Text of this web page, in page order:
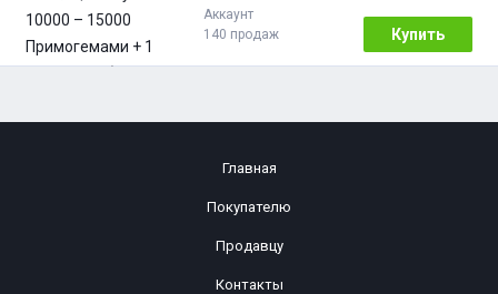
Примогемами + 1
Лега на выбор |
Аккаунт
140 продаж
Купить
Главная
Покупателю
Продавцу
Контакты